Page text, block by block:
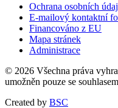
Ochrana osobních
E-mailový kontaktní
Financováno z EU
Mapa stránek
Administrace
© 2026 Všechna práva
umožněn pouze se
Created by BSC